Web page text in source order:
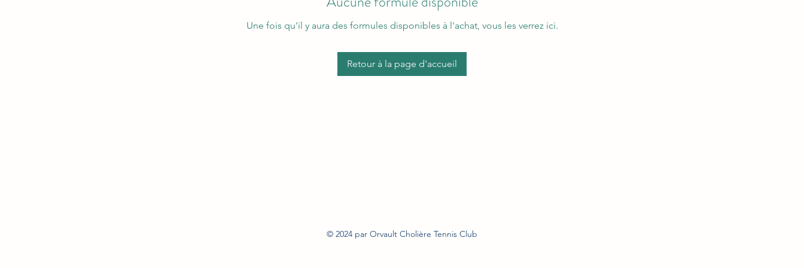
Une fois qu'il y aura des formules disponibles à l'achat, vous les verrez ici.
Retour à la page d'accueil
© 2024 par Orvault Cholière Tennis Club